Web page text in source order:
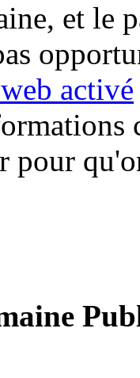
et le
activé
pour